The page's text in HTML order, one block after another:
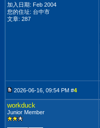
加入日期: Feb 2004
您的住址: 台中市
文章: 287
2026-06-16, 09:54 PM #4
workduck
Junior Member